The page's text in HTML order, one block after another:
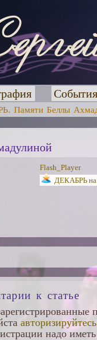
Памяти Беллы
Flash_Player
ДЕКАБРЬ на
к статье
авторизируйтесь
надо